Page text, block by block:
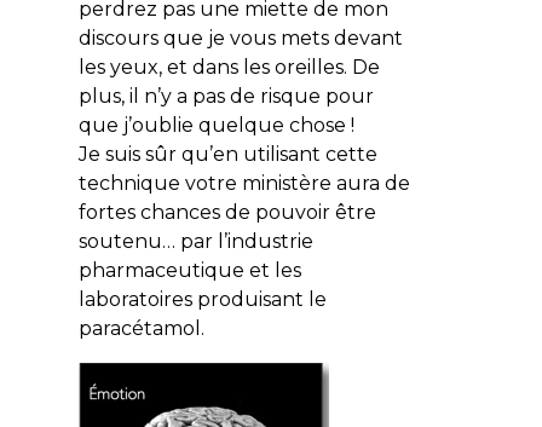
perdrez pas une miette de mon
discours que je vous mets devant
les yeux, et dans les oreilles. De
plus, il n’y a pas de risque pour
que j’oublie quelque chose !
Je suis sûr qu’en utilisant cette
technique votre ministère aura de
fortes chances de pouvoir être
soutenu… par l’industrie
pharmaceutique et les
laboratoires produisant le
paracétamol.